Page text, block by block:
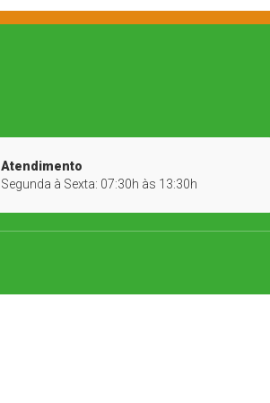
Atendimento
Segunda à Sexta: 07:30h às 13:30h